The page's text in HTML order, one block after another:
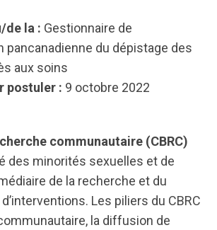
de la : Gestionnaire de
pancanadienne du dépistage des
aux soins
postuler : 9 octobre 2022
communautaire (CBRC)
des minorités sexuelles et de
de la recherche et du
Les piliers du CBRC
la diffusion de